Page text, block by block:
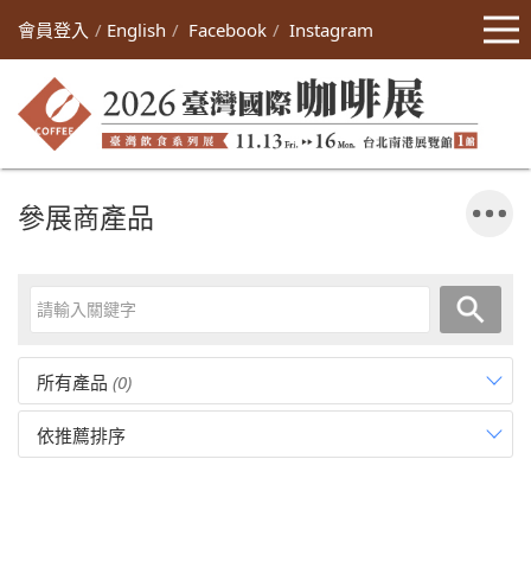
會員登入 English Facebook Instagram
參展商產品
所有產品 (0)
依推薦排序